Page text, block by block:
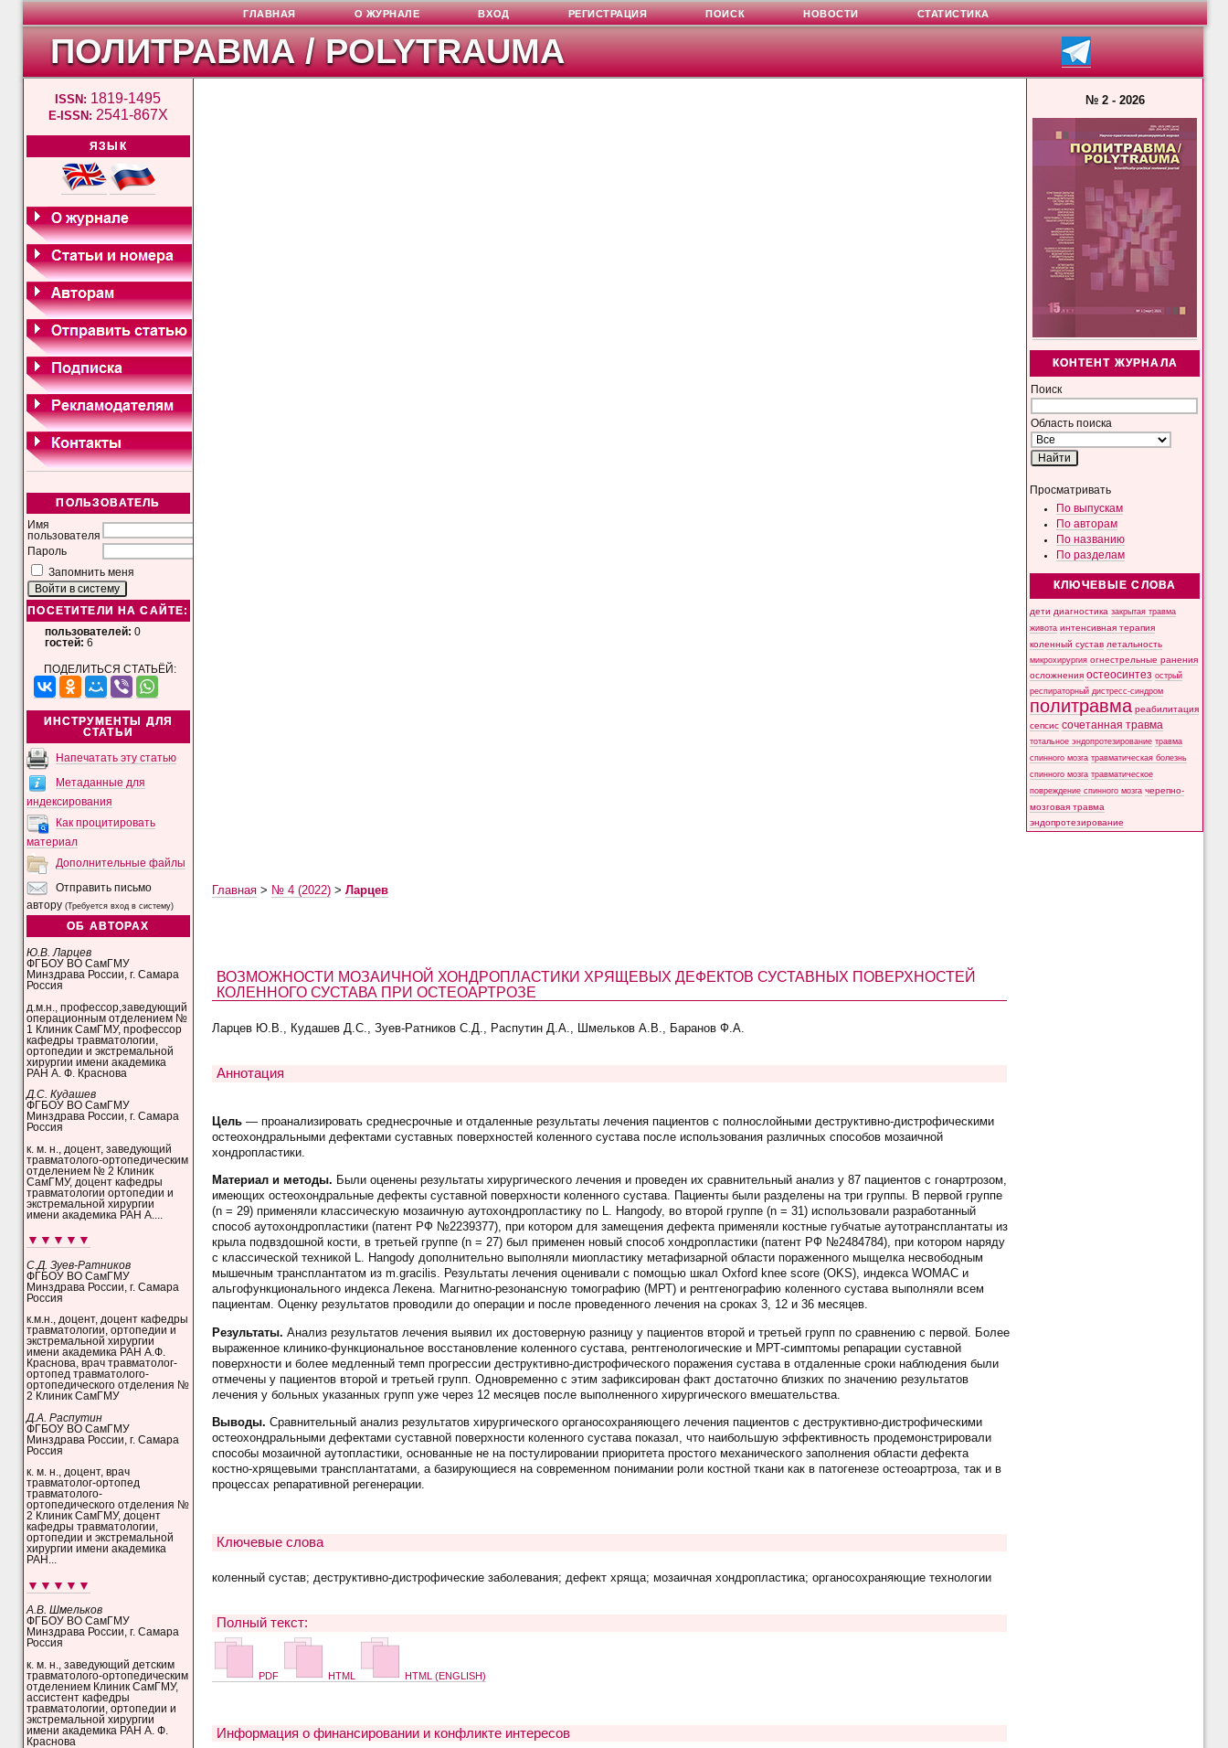
ПОЛИТРАВМА / POLYTRAUMA
ISSN: 1819-1495
E-ISSN: 2541-867X
ЯЗЫК
ПОЛЬЗОВАТЕЛЬ
Имя
пользователя
Пароль
Запомнить меня
ПОСЕТИТЕЛИ НА САЙТЕ:
пользователей: 0
гостей: 6
ПОДЕЛИТЬСЯ СТАТЬЁЙ:
ИНСТРУМЕНТЫ ДЛЯ
СТАТЬИ
Напечатать эту статью
Метаданные для
индексирования
Как процитировать
материал
Дополнительные файлы
Отправить письмо
автору(Требуется вход в систему)
ОБ АВТОРАХ
Ю.В. Ларцев
ФГБОУ ВО СамГМУ
Минздрава России, г. Самара
Россия
д.м.н., профессор,заведующий
операционным отделением №
1 Клиник СамГМУ, профессор
кафедры травматологии,
ортопедии и экстремальной
хирургии имени академика
РАН А. Ф. Краснова
Д.С. Кудашев
ФГБОУ ВО СамГМУ
Минздрава России, г. Самара
Россия
к. м. н., доцент, заведующий
травматолого-ортопедическим
отделением № 2 Клиник
СамГМУ, доцент кафедры
травматологии ортопедии и
экстремальной хирургии
имени академика РАН А....
▼▼▼▼▼
С.Д. Зуев-Ратников
ФГБОУ ВО СамГМУ
Минздрава России, г. Самара
Россия
к.м.н., доцент, доцент кафедры
травматологии, ортопедии и
экстремальной хирургии
имени академика РАН А.Ф.
Краснова, врач травматолог-
ортопед травматолого-
ортопедического отделения №
2 Клиник СамГМУ
Д.А. Распутин
ФГБОУ ВО СамГМУ
Минздрава России, г. Самара
Россия
к. м. н., доцент, врач
травматолог-ортопед
травматолого-
ортопедического отделения №
2 Клиник СамГМУ, доцент
кафедры травматологии,
ортопедии и экстремальной
хирургии имени академика
РАН...
▼▼▼▼▼
А.В. Шмельков
ФГБОУ ВО СамГМУ
Минздрава России, г. Самара
Россия
к. м. н., заведующий детским
травматолого-ортопедическим
отделением Клиник СамГМУ,
ассистент кафедры
травматологии, ортопедии и
экстремальной хирургии
имени академика РАН А. Ф.
Краснова
№ 2 - 2026
КОНТЕНТ ЖУРНАЛА
Поиск
Область поиска
Просматривать
По выпускам
По авторам
По названию
По разделам
КЛЮЧЕВЫЕ СЛОВА
дети диагностика закрытая травма
живота интенсивная терапия
коленный сустав летальность
микрохирургия огнестрельные ранения
осложнения остеосинтез острый
респираторный дистресс-синдром
политравма реабилитация
сепсис сочетанная травма
тотальное эндопротезирование травма
спинного мозга травматическая болезнь
спинного мозга травматическое
повреждение спинного мозга черепно-
мозговая травма
эндопротезирование
ГЛАВНАЯ О ЖУРНАЛЕ ВХОД РЕГИСТРАЦИЯ ПОИСК НОВОСТИ СТАТИСТИКА
Главная> № 4 (2022)> Ларцев
ВОЗМОЖНОСТИ МОЗАИЧНОЙ ХОНДРОПЛАСТИКИ ХРЯЩЕВЫХ ДЕФЕКТОВ СУСТАВНЫХ ПОВЕРХНОСТЕЙ
КОЛЕННОГО СУСТАВА ПРИ ОСТЕОАРТРОЗЕ
Ларцев Ю.В., Кудашев Д.С., Зуев-Ратников С.Д., Распутин Д.А., Шмельков А.В., Баранов Ф.А.
Аннотация
Цель— проанализировать среднесрочные и отдаленные результаты лечения пациентов с полнослойными деструктивно-дистрофическими
остеохондральными дефектами суставных поверхностей коленного сустава после использования различных способов мозаичной
хондропластики.
Материал и методы. Были оценены результаты хирургического лечения и проведен их сравнительный анализ у 87 пациентов с гонартрозом,
имеющих остеохондральные дефекты суставной поверхности коленного сустава. Пациенты были разделены на три группы. В первой группе
(n = 29) применяли классическую мозаичную аутохондропластику по L. Hangody, во второй группе (n = 31) использовали разработанный
способ аутохондропластики (патент РФ №2239377), при котором для замещения дефекта применяли костные губчатые аутотрансплантаты из
крыла подвздошной кости, в третьей группе (n = 27) был применен новый способ хондропластики (патент РФ №2484784), при котором наряду
с классической техникой L. Hangody дополнительно выполняли миопластику метафизарной области пораженного мыщелка несвободным
мышечным трансплантатом из m.gracilis. Результаты лечения оценивали с помощью шкал Oxford knee score (OKS), индекса WOMAC и
альгофункционального индекса Лекена. Магнитно-резонансную томографию (МРТ) и рентгенографию коленного сустава выполняли всем
пациентам. Оценку результатов проводили до операции и после проведенного лечения на сроках 3, 12 и 36 месяцев.
Результаты. Анализ результатов лечения выявил их достоверную разницу у пациентов второй и третьей групп по сравнению с первой. Более
выраженное клинико-функциональное восстановление коленного сустава, рентгенологические и МРТ-симптомы репарации суставной
поверхности и более медленный темп прогрессии деструктивно-дистрофического поражения сустава в отдаленные сроки наблюдения были
отмечены у пациентов второй и третьей групп. Одновременно с этим зафиксирован факт достаточно близких по значению результатов
лечения у больных указанных групп уже через 12 месяцев после выполненного хирургического вмешательства.
Выводы. Сравнительный анализ результатов хирургического органосохраняющего лечения пациентов с деструктивно-дистрофическими
остеохондральными дефектами суставной поверхности коленного сустава показал, что наибольшую эффективность продемонстрировали
способы мозаичной аутопластики, основанные не на постулировании приоритета простого механического заполнения области дефекта
костно-хрящевыми трансплантатами, а базирующиеся на современном понимании роли костной ткани как в патогенезе остеоартроза, так и в
процессах репаративной регенерации.
Ключевые слова
коленный сустав; деструктивно-дистрофические заболевания; дефект хряща; мозаичная хондропластика; органосохраняющие технологии
Полный текст:
PDF HTML HTML (ENGLISH)
Информация о финансировании и конфликте интересов